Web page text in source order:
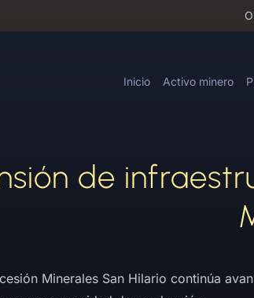
Inicio Activo minero
de
Minerales San Hilario continúa